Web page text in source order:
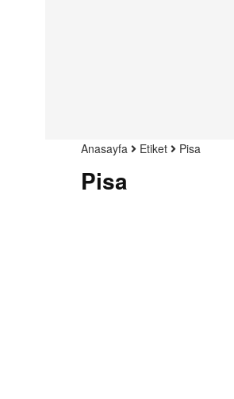
Anasayfa Etiket Pisa
Pisa